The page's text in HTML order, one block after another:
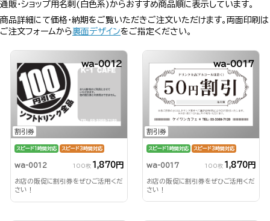
通販・ショップ用名刺(白色系)からおすすめ商品順に表示しています。
商品詳細にて価格・納期をご覧いただきご注文いただけます。両面印刷は
ご注文フォームから裏面デザインをご指定ください。
割引券
wa-0012
スピード1時間対応 スピード3時間対応
wa-0012 100枚 1,870円
お店の販促に割引券をぜひご活用くだ
さい！
割引券
wa-0017
スピード1時間対応 スピード3時間対応
wa-0017 100枚 1,870円
お店の販促に割引券をぜひご活用くだ
さい！